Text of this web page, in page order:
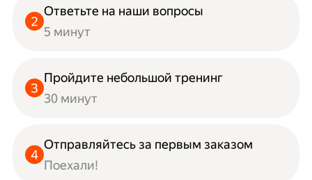
Ответьте на наши вопросы
5 минут
Пройдите небольшой тренинг
30 минут
Отправляйтесь за первым заказом
Поехали!